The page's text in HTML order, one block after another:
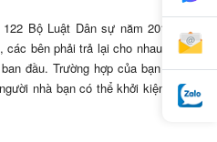
Bộ Luật Dân sự năm 2015 như
bên phải trả lại cho nhau những
đầu. Trường hợp của bạn vì bên
nhà bạn có thể khởi kiện vụ án